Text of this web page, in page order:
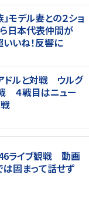
モデル妻との２ショ
日本代表仲間が
いいね！反響に
アドルと対戦 ウルグ
４戦目はニュー
46ライブ観戦 動画
固まって話せず